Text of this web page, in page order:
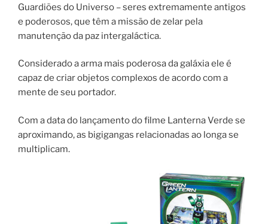
Guardiões do Universo – seres extremamente antigos
e poderosos, que têm a missão de zelar pela
manutenção da paz intergaláctica.
Considerado a arma mais poderosa da galáxia ele é
capaz de criar objetos complexos de acordo com a
mente de seu portador.
Com a data do lançamento do filme Lanterna Verde se
aproximando, as bigigangas relacionadas ao longa se
multiplicam.